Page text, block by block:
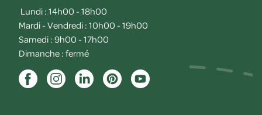
Lundi : 14h00 - 18h00
Mardi - Vendredi : 10h00 - 19h00
Samedi : 9h00 - 17h00
Dimanche : fermé